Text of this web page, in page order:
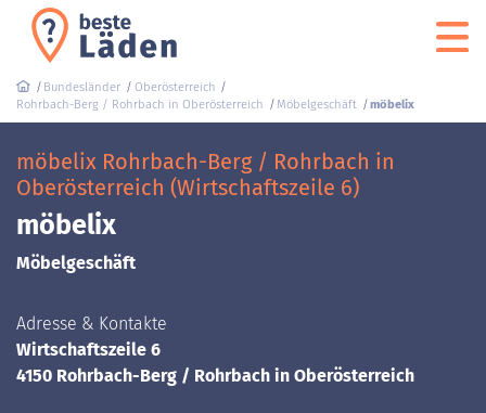
Bundesländer
Oberösterreich
Rohrbach-Berg / Rohrbach in Oberösterreich
Möbelgeschäft möbelix
möbelix Rohrbach-Berg / Rohrbach in
Oberösterreich (Wirtschaftszeile 6)
möbelix
Möbelgeschäft
Adresse & Kontakte
Wirtschaftszeile 6
4150 Rohrbach-Berg / Rohrbach in Oberösterreich